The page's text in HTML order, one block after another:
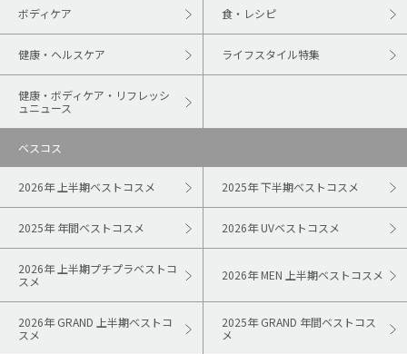
ボディケア 食・レシピ
健康・ヘルスケア ライフスタイル特集
健康・ボディケア・リフレッシ
ュニュース
ベスコス
2026年 上半期ベストコスメ 2025年 下半期ベストコスメ
2025年 年間ベストコスメ 2026年 UVベストコスメ
2026年 上半期プチプラベストコ
スメ
2026年 MEN 上半期ベストコスメ
2026年 GRAND 上半期ベストコ
スメ
2025年 GRAND 年間ベストコス
メ